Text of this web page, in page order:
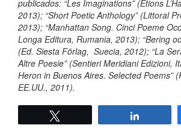
publicados: “Les Imaginations” (Étions
2013); “Short Poetic Anthology” (Littoral
2013); “Manhattan Song. Cinci Poeme
Longa Editura, Rumania, 2013); “Bering
(Ed. Siesta Förlag, Suecia, 2012); “La
Altre Poesie” (Sentieri Meridiani Edizioni,
Heron in Buenos Aires. Selected Poems”
EE.UU., 2011).